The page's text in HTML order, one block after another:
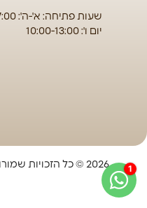
שעות פתיחה: א'-ה': 10:00-17:00
יום ו': 10:00-13:00
2026 © כל הזכויות שמורות לחברת Waterdekor